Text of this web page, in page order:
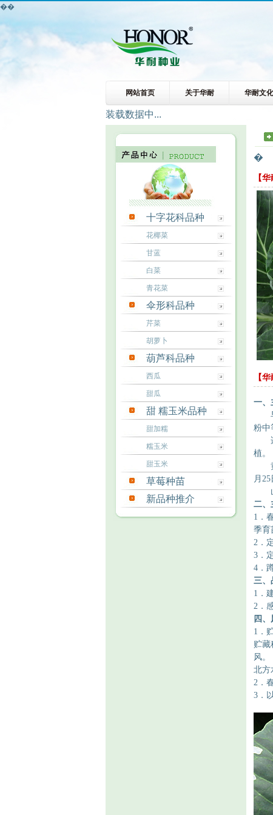
��
网站首页 关于华耐 华耐文化
装载数据中...
十字花科品种
花椰菜
甘蓝
白菜
青花菜
伞形科品种
芹菜
胡萝卜
葫芦科品种
西瓜
甜瓜
甜 糯玉米品种
甜加糯
糯玉米
甜玉米
草莓种苗
新品种推介
�
【
【
一、
粉中
植。
月
二、
1．
季育
2．
3．
4．
三、
1．
2．
四、
1．
贮藏
风。
北方
2．
3．